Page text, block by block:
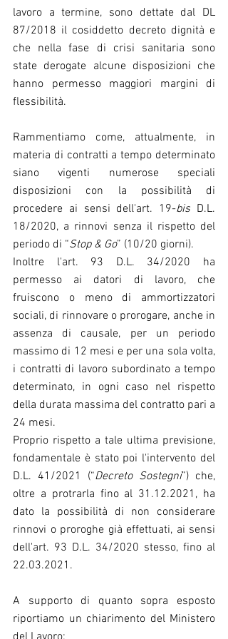
lavoro a termine, sono dettate dal DL
87/2018 il cosiddetto decreto dignità e
che nella fase di crisi sanitaria sono
state derogate alcune disposizioni che
hanno permesso maggiori margini di
flessibilità.
Rammentiamo come, attualmente, in
materia di contratti a tempo determinato
siano vigenti numerose speciali
disposizioni con la possibilità di
procedere ai sensi dell'art. 19-bis D.L.
18/2020, a rinnovi senza il rispetto del
periodo di “Stop & Go” (10/20 giorni).
Inoltre l'art. 93 D.L. 34/2020 ha
permesso ai datori di lavoro, che
fruiscono o meno di ammortizzatori
sociali, di rinnovare o prorogare, anche in
assenza di causale, per un periodo
massimo di 12 mesi e per una sola volta,
i contratti di lavoro subordinato a tempo
determinato, in ogni caso nel rispetto
della durata massima del contratto pari a
24 mesi.
Proprio rispetto a tale ultima previsione,
fondamentale è stato poi l'intervento del
D.L. 41/2021 (“Decreto Sostegni”) che,
oltre a protrarla fino al 31.12.2021, ha
dato la possibilità di non considerare
rinnovi o proroghe già effettuati, ai sensi
dell'art. 93 D.L. 34/2020 stesso, fino al
22.03.2021.
A supporto di quanto sopra esposto
riportiamo un chiarimento del Ministero